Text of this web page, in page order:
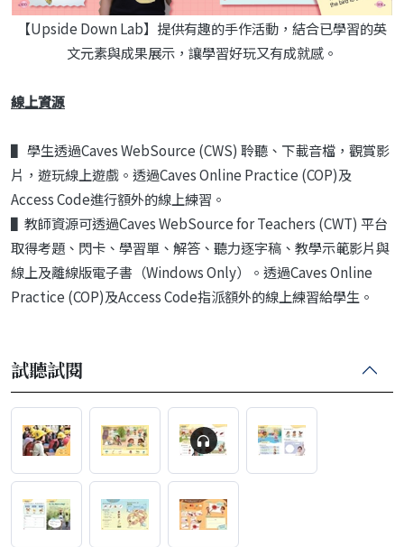
【Upside Down Lab】提供有趣的手作活動，結合已學習的英
文元素與成果展示，讓學習好玩又有成就感。
線上資源
▌ 學生透過Caves WebSource (CWS) 聆聽、下載音檔，觀賞影
片，遊玩線上遊戲。透過Caves Online Practice (COP)及
Access Code進行額外的線上練習。
▌教師資源可透過Caves WebSource for Teachers (CWT) 平台
取得考題、閃卡、學習單、解答、聽力逐字稿、教學示範影片與
線上及離線版電子書（Windows Only）。透過Caves Online
Practice (COP)及Access Code指派額外的線上練習給學生。
試聽試閱